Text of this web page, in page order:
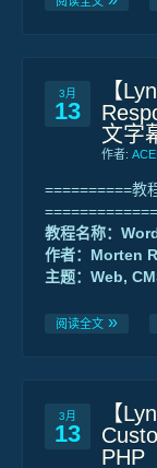
3月
13
【
文字
作者:
==========教
教程名称：
作者：Morten
主题：Web,
阅读全文
3月
13
【
PHP